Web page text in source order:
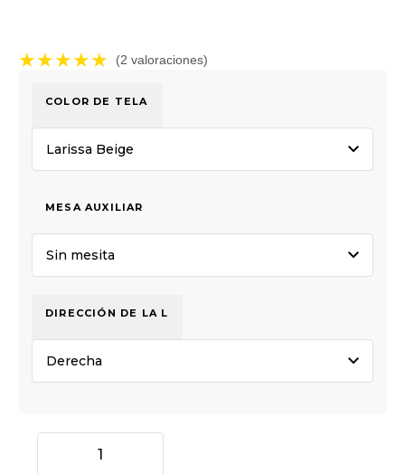
★★★★★ (2 valoraciones)
COLOR DE TELA
MESA AUXILIAR
DIRECCIÓN DE LA L